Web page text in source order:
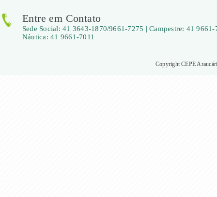
Entre em Contato
Sede Social: 41 3643-1870/9661-7275 | Campestre: 41 9661-
Náutica: 41 9661-7011
Copyright CEPE